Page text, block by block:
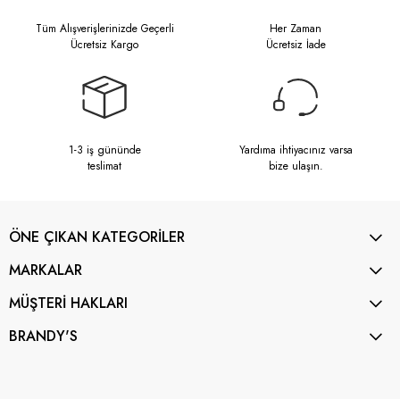
Tüm Alışverişlerinizde Geçerli
Ücretsiz Kargo
Her Zaman
Ücretsiz İade
1-3 iş gününde
teslimat
Yardıma ihtiyacınız varsa
bize ulaşın.
ÖNE ÇIKAN KATEGORİLER
MARKALAR
MÜŞTERİ HAKLARI
BRANDY'S